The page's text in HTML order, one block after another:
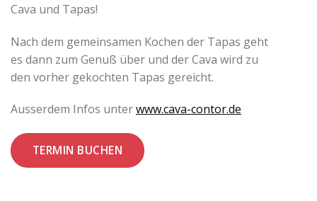
Cava und Tapas!
Nach dem gemeinsamen Kochen der Tapas geht
es dann zum Genuß über und der Cava wird zu
den vorher gekochten Tapas gereicht.
Ausserdem Infos unterwww.cava-contor.de
TERMIN BUCHEN